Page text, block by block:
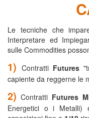
Le tecniche che
Interpretare ed
sulle Commodities
1) ContrattiFutures
capiente da reggerne le
2) Contratti Futures
Energetici o i Metalli)